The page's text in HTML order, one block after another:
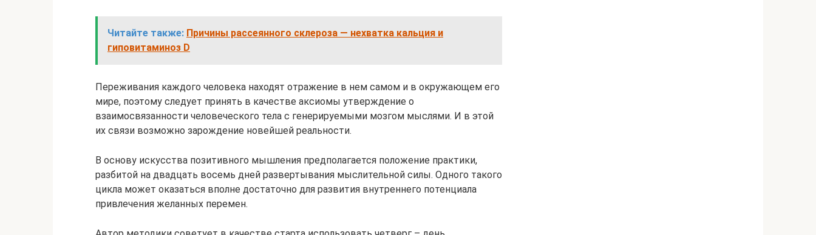
Читайте также: Причины рассеянного склероза — нехватка кальция и
гиповитаминоз D
Переживания каждого человека находят отражение в нем самом и в окружающем его
мире, поэтому следует принять в качестве аксиомы утверждение о
взаимосвязанности человеческого тела с генерируемыми мозгом мыслями. И в этой
их связи возможно зарождение новейшей реальности.
В основу искусства позитивного мышления предполагается положение практики,
разбитой на двадцать восемь дней развертывания мыслительной силы. Одного такого
цикла может оказаться вполне достаточно для развития внутреннего потенциала
привлечения желанных перемен.